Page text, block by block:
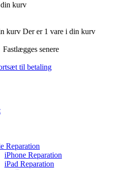
kurv
kurv Der er 1 vare i din kurv
Fastlægges senere
til betaling
Reparation
iPhone Reparation
iPad Reparation